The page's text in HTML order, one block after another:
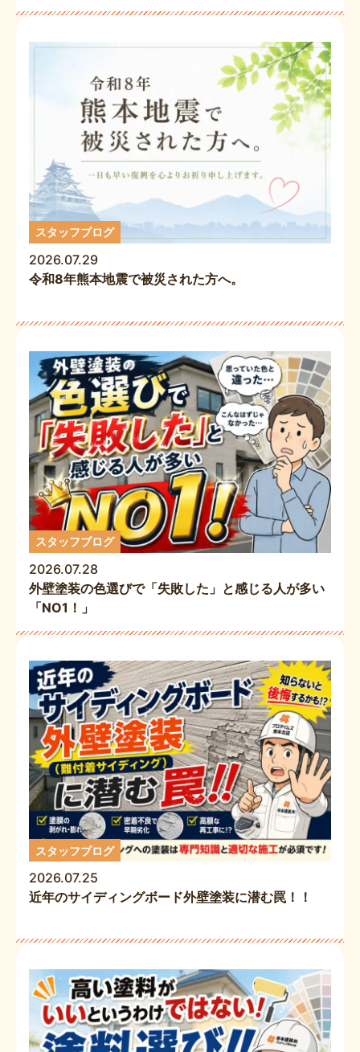
スタッフブログ
2026.07.29
令和8年熊本地震で被災された方へ。
スタッフブログ
2026.07.28
外壁塗装の色選びで「失敗した」と感じる人が多い
「NO1！」
スタッフブログ
2026.07.25
近年のサイディングボード外壁塗装に潜む罠！！